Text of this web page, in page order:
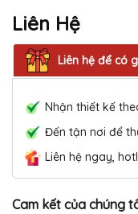
Liên Hệ
Liên hệ để có
Nhận thiết kế
Đến tận nơi để
Liên hệ ngay,
Cam kết của chúng